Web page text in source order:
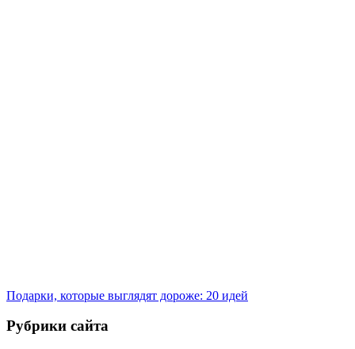
Подарки, которые выглядят дороже: 20 идей
Рубрики сайта